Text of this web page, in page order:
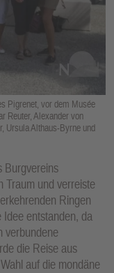
Pigrenet, vor dem Musée
Reuter, Alexander von
Ursula Althaus-Byrne und
Burgvereins
Traum und verreiste
Ringen
entstanden, da
verbundene
die Reise aus
auf die mondäne